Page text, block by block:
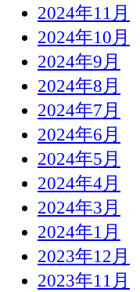
2024年11月
2024年10月
2024年9月
2024年8月
2024年7月
2024年6月
2024年5月
2024年4月
2024年3月
2024年1月
2023年12月
2023年11月